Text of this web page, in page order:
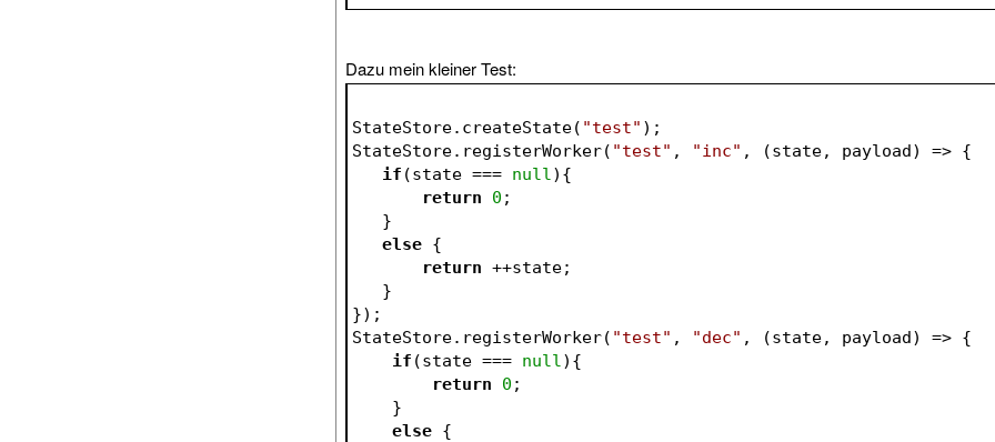
Dazu mein kleiner Test:
StateStore.createState( "test" );
StateStore.registerWorker( "test" , "inc" , (state, payload) => {
if (state === null ){
return
0 ;
   }
else {
return ++state;
   }
});
StateStore.registerWorker( "test" , "dec" , (state, payload) => {
if (state === null ){
return
0 ;
    }
else {